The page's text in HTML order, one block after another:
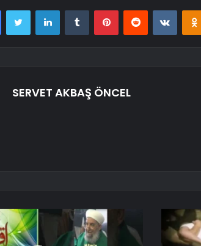
FacebookTwitter LinkedInTumblr PinterestReddit
SERVET AKBAŞ ÖNCEL